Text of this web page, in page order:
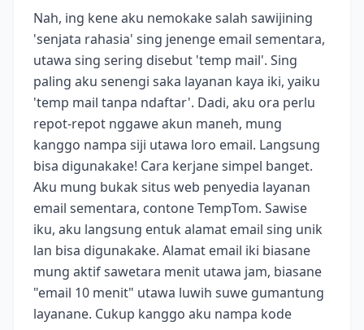
Nah, ing kene aku nemokake salah sawijining
'senjata rahasia' sing jenenge email sementara,
utawa sing sering disebut 'temp mail'. Sing
paling aku senengi saka layanan kaya iki, yaiku
'temp mail tanpa ndaftar'. Dadi, aku ora perlu
repot-repot nggawe akun maneh, mung
kanggo nampa siji utawa loro email. Langsung
bisa digunakake! Cara kerjane simpel banget.
Aku mung bukak situs web penyedia layanan
email sementara, contone TempTom. Sawise
iku, aku langsung entuk alamat email sing unik
lan bisa digunakake. Alamat email iki biasane
mung aktif sawetara menit utawa jam, biasane
"email 10 menit" utawa luwih suwe gumantung
layanane. Cukup kanggo aku nampa kode